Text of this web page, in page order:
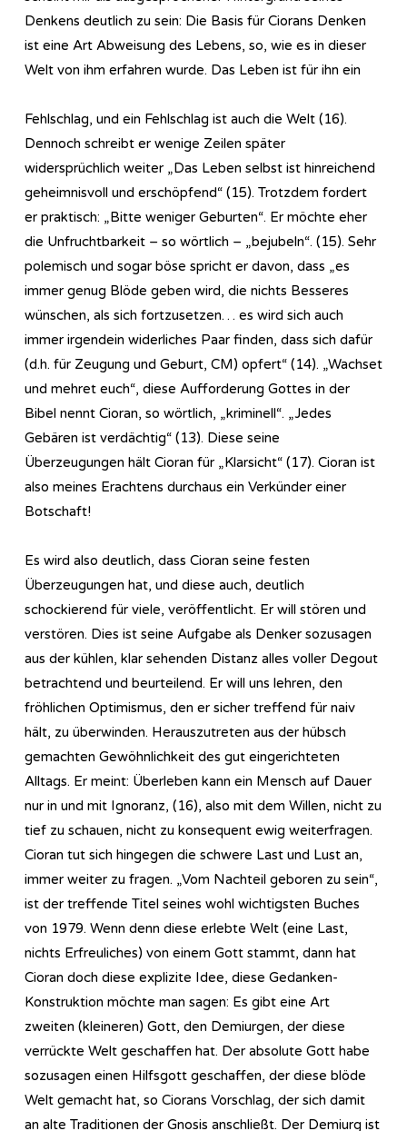
Denkens deutlich zu sein: Die Basis für Ciorans Denken
ist eine Art Abweisung des Lebens, so, wie es in dieser
Welt von ihm erfahren wurde. Das Leben ist für ihn ein
Fehlschlag, und ein Fehlschlag ist auch die Welt (16).
Dennoch schreibt er wenige Zeilen später
widersprüchlich weiter „Das Leben selbst ist hinreichend
geheimnisvoll und erschöpfend“ (15). Trotzdem fordert
er praktisch: „Bitte weniger Geburten“. Er möchte eher
die Unfruchtbarkeit – so wörtlich – „bejubeln“. (15). Sehr
polemisch und sogar böse spricht er davon, dass „es
immer genug Blöde geben wird, die nichts Besseres
wünschen, als sich fortzusetzen… es wird sich auch
immer irgendein widerliches Paar finden, dass sich dafür
(d.h. für Zeugung und Geburt, CM) opfert“ (14). „Wachset
und mehret euch“, diese Aufforderung Gottes in der
Bibel nennt Cioran, so wörtlich, „kriminell“. „Jedes
Gebären ist verdächtig“ (13). Diese seine
Überzeugungen hält Cioran für „Klarsicht“ (17). Cioran ist
also meines Erachtens durchaus ein Verkünder einer
Botschaft!
Es wird also deutlich, dass Cioran seine festen
Überzeugungen hat, und diese auch, deutlich
schockierend für viele, veröffentlicht. Er will stören und
verstören. Dies ist seine Aufgabe als Denker sozusagen
aus der kühlen, klar sehenden Distanz alles voller Degout
betrachtend und beurteilend. Er will uns lehren, den
fröhlichen Optimismus, den er sicher treffend für naiv
hält, zu überwinden. Herauszutreten aus der hübsch
gemachten Gewöhnlichkeit des gut eingerichteten
Alltags. Er meint: Überleben kann ein Mensch auf Dauer
nur in und mit Ignoranz, (16), also mit dem Willen, nicht zu
tief zu schauen, nicht zu konsequent ewig weiterfragen.
Cioran tut sich hingegen die schwere Last und Lust an,
immer weiter zu fragen. „Vom Nachteil geboren zu sein“,
ist der treffende Titel seines wohl wichtigsten Buches
von 1979. Wenn denn diese erlebte Welt (eine Last,
nichts Erfreuliches) von einem Gott stammt, dann hat
Cioran doch diese explizite Idee, diese Gedanken-
Konstruktion möchte man sagen: Es gibt eine Art
zweiten (kleineren) Gott, den Demiurgen, der diese
verrückte Welt geschaffen hat. Der absolute Gott habe
sozusagen einen Hilfsgott geschaffen, der diese blöde
Welt gemacht hat, so Ciorans Vorschlag, der sich damit
an alte Traditionen der Gnosis anschließt. Der Demiurg ist